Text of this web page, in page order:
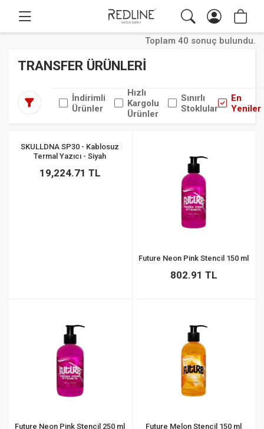
Toplam 40 sonuç bulundu.
TRANSFER ÜRÜNLERİ
İndirimli
Ürünler
Hızlı
Kargolu
Ürünler
Sınırlı
Stoklular
En
Yeniler
SKULLDNA SP30 - Kablosuz
Termal Yazıcı - Siyah
19,224.71 TL
Future Neon Pink Stencil 150 ml
802.91 TL
Future Neon Pink Stencil 250 ml Future Melon Stencil 150 ml